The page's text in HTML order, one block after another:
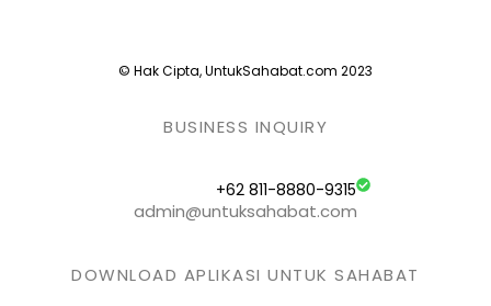
© Hak Cipta, UntukSahabat.com 2023
BUSINESS INQUIRY
+62 811-8880-9315
admin@untuksahabat.com
DOWNLOAD APLIKASI UNTUK SAHABAT